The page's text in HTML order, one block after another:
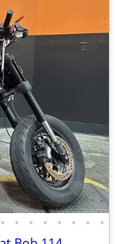
• • • • • • • •